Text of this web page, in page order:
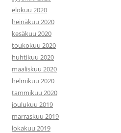
elokuu 2020
heinäkuu 2020
kesäkuu 2020
toukokuu 2020
huhtikuu 2020
maaliskuu 2020
helmikuu 2020
tammikuu 2020
joulukuu 2019
marraskuu 2019
lokakuu 2019